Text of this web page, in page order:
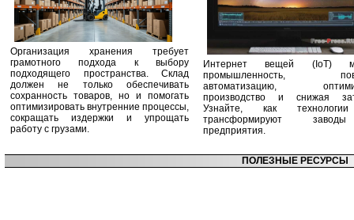
Организация хранения требует
грамотного подхода к выбору
подходящего пространства. Склад
должен не только обеспечивать
сохранность товаров, но и помогать
оптимизировать внутренние процессы,
сокращать издержки и упрощать
работу с грузами.
Интернет вещей (IoT)
промышленность,
автоматизацию,
производство и снижая
Узнайте, как
трансформируют
предприятия.
ПОЛЕЗНЫЕ РЕСУРСЫ